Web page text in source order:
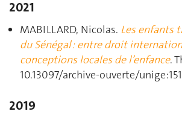
2021
MABILLARD, Nicolas. Les enfants
du Sénégal : entre droit
conceptions locales de l’enfance.
10.13097/archive-ouverte/
2019